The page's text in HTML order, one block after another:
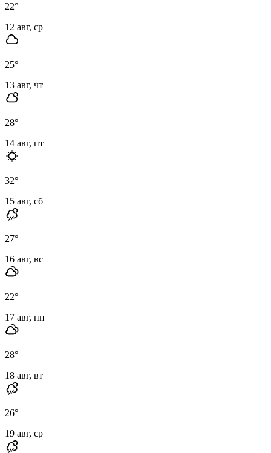
22°
12 авг, ср
25°
13 авг, чт
28°
14 авг, пт
32°
15 авг, сб
27°
16 авг, вс
22°
17 авг, пн
28°
18 авг, вт
26°
19 авг, ср